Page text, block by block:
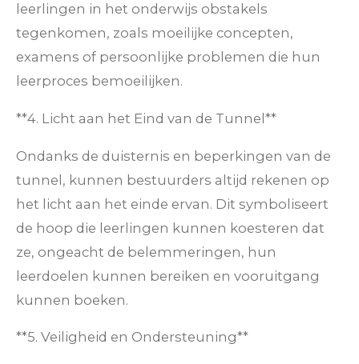
leerlingen in het onderwijs obstakels
tegenkomen, zoals moeilijke concepten,
examens of persoonlijke problemen die hun
leerproces bemoeilijken.
**4. Licht aan het Eind van de Tunnel**
Ondanks de duisternis en beperkingen van de
tunnel, kunnen bestuurders altijd rekenen op
het licht aan het einde ervan. Dit symboliseert
de hoop die leerlingen kunnen koesteren dat
ze, ongeacht de belemmeringen, hun
leerdoelen kunnen bereiken en vooruitgang
kunnen boeken.
**5. Veiligheid en Ondersteuning**